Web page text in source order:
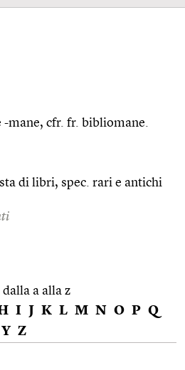
-mane, cfr. fr. bibliomane.
di libri, spec. rari e antichi
a alla z
I J K L M N O P Q
Y Z